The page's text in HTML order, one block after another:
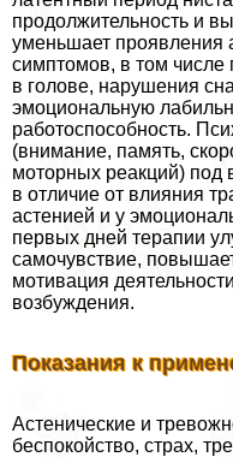
продолжительность и
уменьшает проявления
симптомов, в том числе
в голове, нарушения
эмоциональную
работоспособность.
(внимание, память,
моторных реакций) под
в отличие от влияния
астенией и у
первых дней терапии
самочувствие,
мотивация
возбуждения.
Показания к
Астенические и
беспокойство, страх,